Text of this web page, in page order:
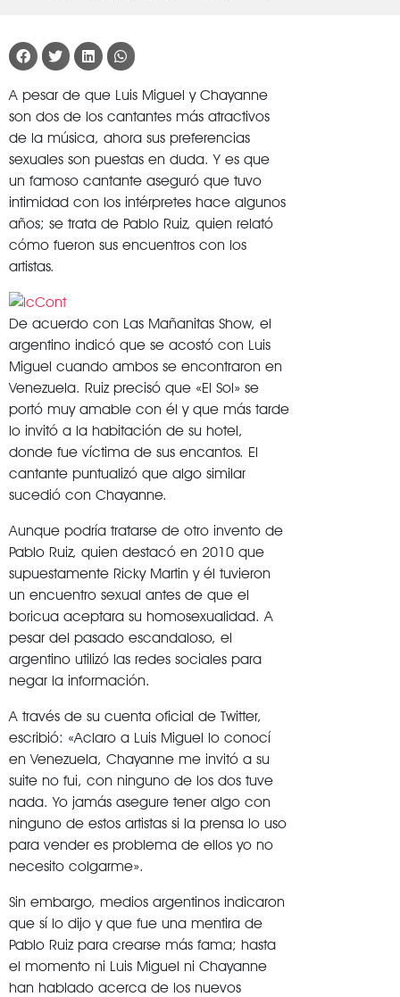
A pesar de que Luis Miguel y Chayanne
son dos de los cantantes más atractivos
de la música, ahora sus preferencias
sexuales son puestas en duda. Y es que
un famoso cantante aseguró que tuvo
intimidad con los intérpretes hace algunos
años; se trata de Pablo Ruiz, quien relató
cómo fueron sus encuentros con los
artistas.
De acuerdo con Las Mañanitas Show, el
argentino indicó que se acostó con Luis
Miguel cuando ambos se encontraron en
Venezuela. Ruiz precisó que «El Sol» se
portó muy amable con él y que más tarde
lo invitó a la habitación de su hotel,
donde fue víctima de sus encantos. El
cantante puntualizó que algo similar
sucedió con Chayanne.
Aunque podría tratarse de otro invento de
Pablo Ruiz, quien destacó en 2010 que
supuestamente Ricky Martin y él tuvieron
un encuentro sexual antes de que el
boricua aceptara su homosexualidad. A
pesar del pasado escandaloso, el
argentino utilizó las redes sociales para
negar la información.
A través de su cuenta oficial de Twitter,
escribió: «Aclaro a Luis Miguel lo conocí
en Venezuela, Chayanne me invitó a su
suite no fui, con ninguno de los dos tuve
nada. Yo jamás asegure tener algo con
ninguno de estos artistas si la prensa lo uso
para vender es problema de ellos yo no
necesito colgarme».
Sin embargo, medios argentinos indicaron
que sí lo dijo y que fue una mentira de
Pablo Ruiz para crearse más fama; hasta
el momento ni Luis Miguel ni Chayanne
han hablado acerca de los nuevos